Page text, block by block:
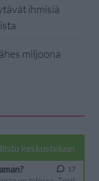
ihmisiä
miljoona